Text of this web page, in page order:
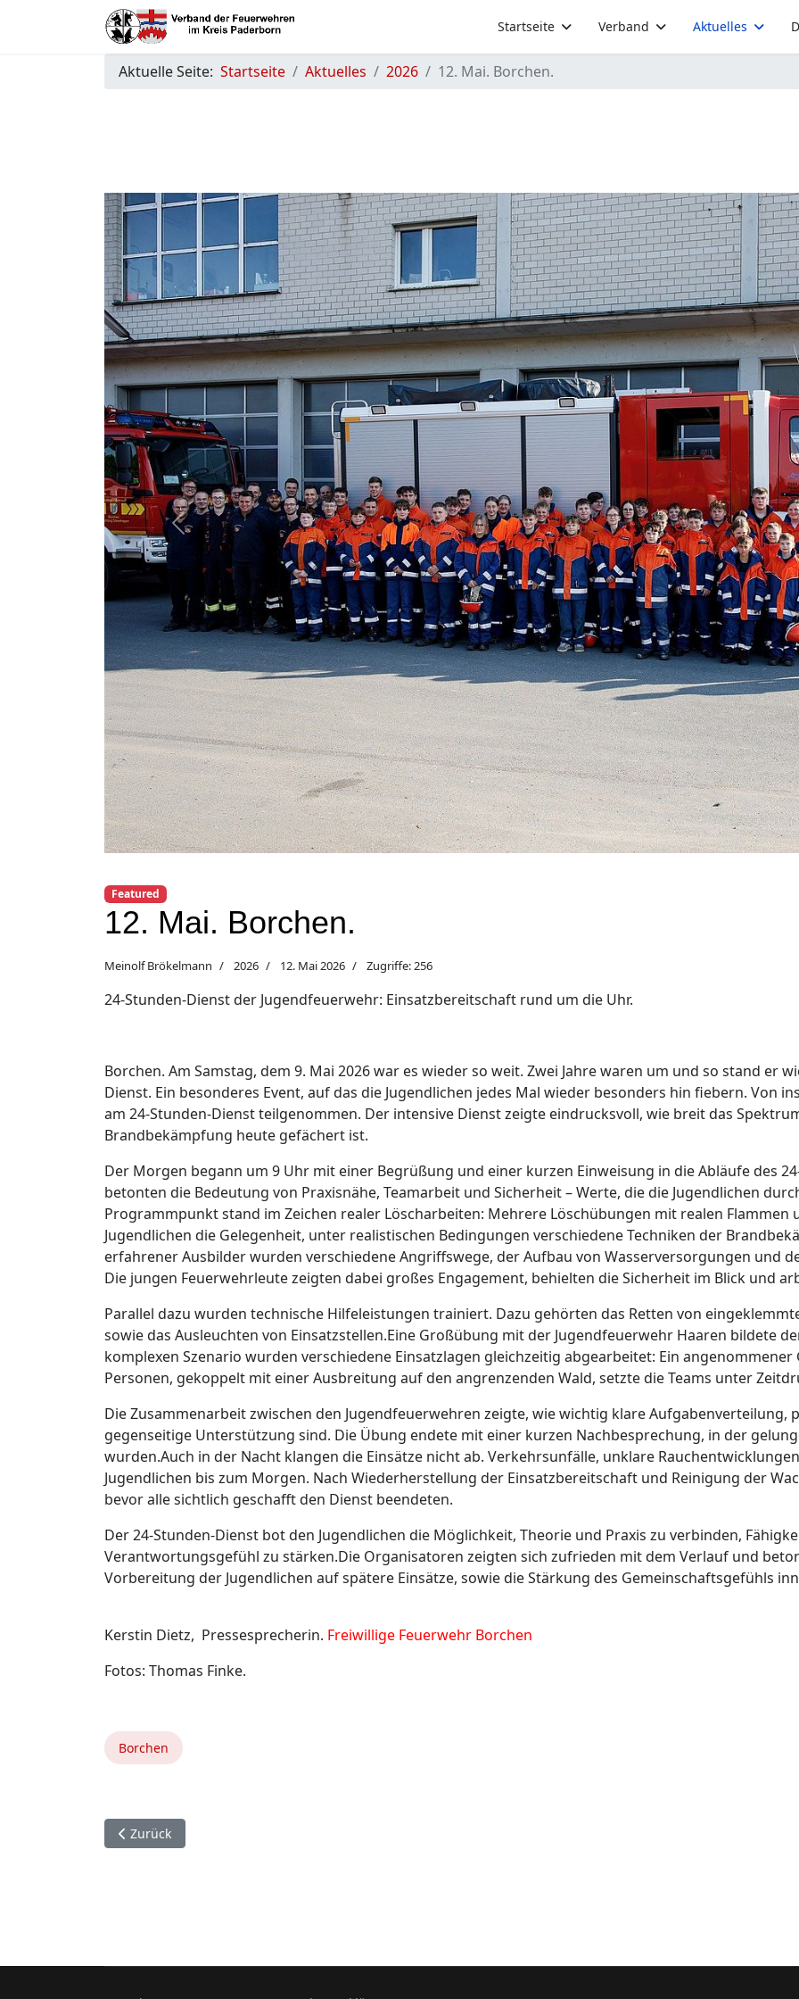
Startseite Verband Aktuelles
Aktuelle Seite: Startseite Aktuelles 2026 12. Mai. Borchen.
Previous
Featured
12. Mai. Borchen.
Meinolf Brökelmann 2026 12. Mai 2026 Zugriffe: 256
24-Stunden-Dienst der Jugendfeuerwehr: Einsatzbereitschaft rund um die Uhr.
Borchen. Am Samstag, dem 9. Mai 2026 war es wieder so weit. Zwei Jahre waren um und so stand er
Dienst. Ein besonderes Event, auf das die Jugendlichen jedes Mal wieder besonders hin fiebern. Von
am 24-Stunden-Dienst teilgenommen. Der intensive Dienst zeigte eindrucksvoll, wie breit das
Brandbekämpfung heute gefächert ist.
Der Morgen begann um 9 Uhr mit einer Begrüßung und einer kurzen Einweisung in die Abläufe des
betonten die Bedeutung von Praxisnähe, Teamarbeit und Sicherheit – Werte, die die Jugendlichen
Programmpunkt stand im Zeichen realer Löscharbeiten: Mehrere Löschübungen mit realen Flammen
Jugendlichen die Gelegenheit, unter realistischen Bedingungen verschiedene Techniken der
erfahrener Ausbilder wurden verschiedene Angriffswege, der Aufbau von Wasserversorgungen und
Die jungen Feuerwehrleute zeigten dabei großes Engagement, behielten die Sicherheit im Blick und
Parallel dazu wurden technische Hilfeleistungen trainiert. Dazu gehörten das Retten von
sowie das Ausleuchten von Einsatzstellen.Eine Großübung mit der Jugendfeuerwehr Haaren bildete
komplexen Szenario wurden verschiedene Einsatzlagen gleichzeitig abgearbeitet: Ein
Personen, gekoppelt mit einer Ausbreitung auf den angrenzenden Wald, setzte die Teams unter
Die Zusammenarbeit zwischen den Jugendfeuerwehren zeigte, wie wichtig klare Aufgabenverteilung,
gegenseitige Unterstützung sind. Die Übung endete mit einer kurzen Nachbesprechung, in der
wurden.Auch in der Nacht klangen die Einsätze nicht ab. Verkehrsunfälle, unklare
Jugendlichen bis zum Morgen. Nach Wiederherstellung der Einsatzbereitschaft und Reinigung der
bevor alle sichtlich geschafft den Dienst beendeten.
Der 24-Stunden-Dienst bot den Jugendlichen die Möglichkeit, Theorie und Praxis zu verbinden,
Verantwortungsgefühl zu stärken.Die Organisatoren zeigten sich zufrieden mit dem Verlauf und
Vorbereitung der Jugendlichen auf spätere Einsätze, sowie die Stärkung des Gemeinschaftsgefühls
Kerstin Dietz, Pressesprecherin. Freiwillige Feuerwehr Borchen
Fotos: Thomas Finke.
Borchen
Vorheriger Beitrag: 12. Mai. Bad Wünnenberg.
Zurück